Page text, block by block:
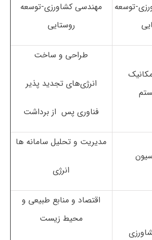
توسعه
مهندسی کشاورزی-توسعه
روستایی
طراحی و ساخت
انرژی‌های تجدید پذیر
فناوری پس از برداشت
مدیریت و تحلیل سامانه ها
انرژی
اقتصاد و منابع طبیعی و
محیط زیست